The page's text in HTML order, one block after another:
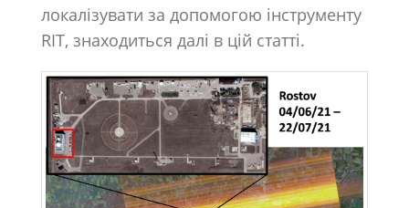
локалізувати за допомогою інструменту
RIT, знаходиться далі в цій статті.